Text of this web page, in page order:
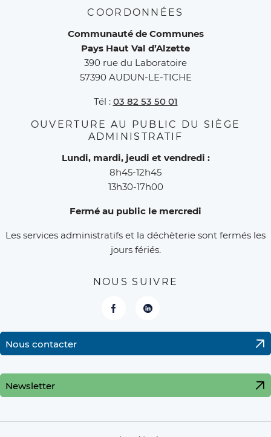
COORDONNÉES
Communauté de Communes
Pays Haut Val d’Alzette
390 rue du Laboratoire
57390 AUDUN-LE-TICHE
Tél : 03 82 53 50 01
OUVERTURE AU PUBLIC DU SIÈGE
ADMINISTRATIF
Lundi, mardi, jeudi et vendredi :
8h45-12h45
13h30-17h00
Fermé au public le mercredi
Les services administratifs et la déchèterie sont fermés les
jours fériés.
NOUS SUIVRE
FacebookLinkedIn
Nous contacter
Newsletter